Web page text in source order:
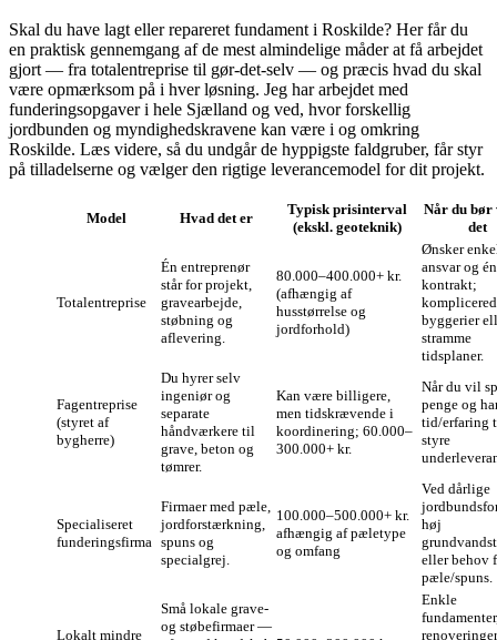
Skal du have lagt eller repareret fundament i Roskilde? Her får du
en praktisk gennemgang af de mest almindelige måder at få arbejdet
gjort — fra totalentreprise til gør‑det‑selv — og præcis hvad du skal
være opmærksom på i hver løsning. Jeg har arbejdet med
funderingsopgaver i hele Sjælland og ved, hvor forskellig
jordbunden og myndighedskravene kan være i og omkring
Roskilde. Læs videre, så du undgår de hyppigste faldgruber, får styr
på tilladelserne og vælger den rigtige leverancemodel for dit projekt.
Model Hvad det er
Typisk prisinterval
(ekskl. geoteknik)
Når du bør
det
Totalentreprise
Én entreprenør
står for projekt,
gravearbejde,
støbning og
aflevering.
80.000–400.000+ kr.
(afhængig af
husstørrelse og
jordforhold)
Ønsker
ansvar og én
kontrakt;
byggerier
stramme
tidsplaner.
Fagentreprise
(styret af
bygherre)
Du hyrer selv
ingeniør og
separate
håndværkere til
grave, beton og
tømrer.
Kan være billigere,
men tidskrævende i
koordinering; 60.000–
300.000+ kr.
Når du vil
penge og
tid/erfaring
styre
Specialiseret
funderingsfirma
Firmaer med pæle,
jordforstærkning,
spuns og
specialgrej.
100.000–500.000+ kr.
afhængig af pæletype
og omfang
Ved dårlige
høj
eller behov
pæle/spuns.
Lokalt mindre
Små lokale grave-
og støbefirmaer —
Enkle